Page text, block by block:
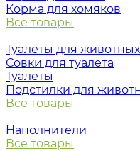
Корма для хомяков
Все товары
Туалеты для животных
Совки для туалета
Туалеты
Подстилки для
Все товары
Наполнители
Все товары